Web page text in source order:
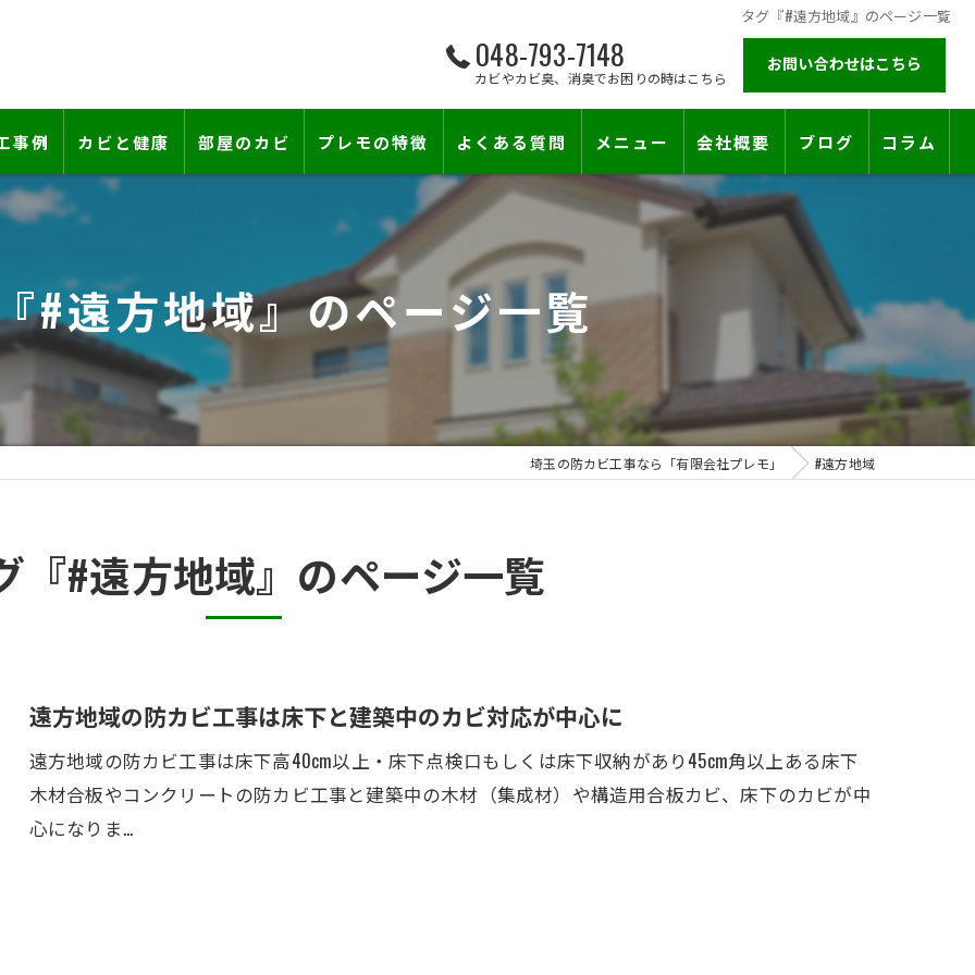
タグ『#遠方地域』のページ一覧
048-793-7148
カビやカビ臭、消臭でお困りの時はこちら
お問い合わせはこちら
―
事例 カビと健康 部屋のカビ
壁紙下地防カビ工事
壁紙カビ・壁紙下地のカビ
カビと結露対策
『またか…』の天井結露クレームに終止符を。賃貸オーナー様が最後に頼る専門工事
半地下・地下室のカビ
プレモの特徴
床下のカビ
建築中のカビ
漏水事故のカビ
雨漏りによるカビ
コンクリートのカビ
部屋の除菌消臭
よくある質問 メニュー 会社概要
施工対応エリア
ブログ コラム
#遠方地域』のページ一覧
埼玉の防カビ工事なら「有限会社プレモ」 #遠方地域
『#遠方地域』のページ一覧
遠方地域の防カビ工事は床下と建築中のカビ対応が中心に
遠方地域の防カビ工事は床下高40cm以上・床下点検口もしくは床下収納があり45cm角以上ある床下
木材合板やコンクリートの防カビ工事と建築中の木材（集成材）や構造用合板カビ、床下のカビが中
心になりま…